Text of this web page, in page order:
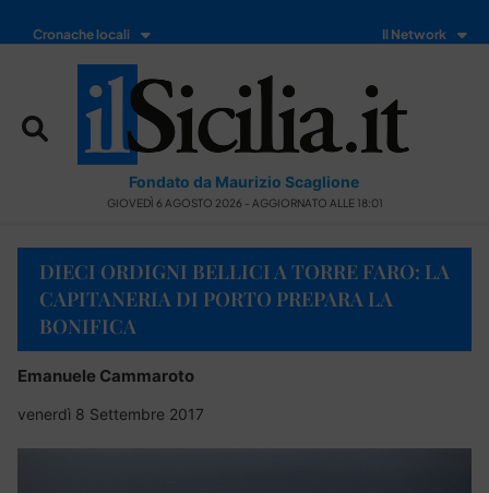
Cronache locali Il Network
Fondato da Maurizio Scaglione
GIOVEDÌ 6 AGOSTO 2026 - AGGIORNATO ALLE 18:01
DIECI ORDIGNI BELLICI A TORRE FARO: LA
CAPITANERIA DI PORTO PREPARA LA
BONIFICA
Emanuele Cammaroto
venerdì 8 Settembre 2017